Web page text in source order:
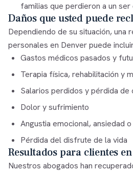
familias que perdieron a un ser
Daños que usted puede
Dependiendo de su situación, una
personales en Denver puede
Gastos médicos pasados y
Terapia física, rehabilitación y
Salarios perdidos y pérdida de
Dolor y sufrimiento
Angustia emocional, ansiedad
Pérdida del disfrute de la vida
Resultados para clientes
Nuestros abogados han